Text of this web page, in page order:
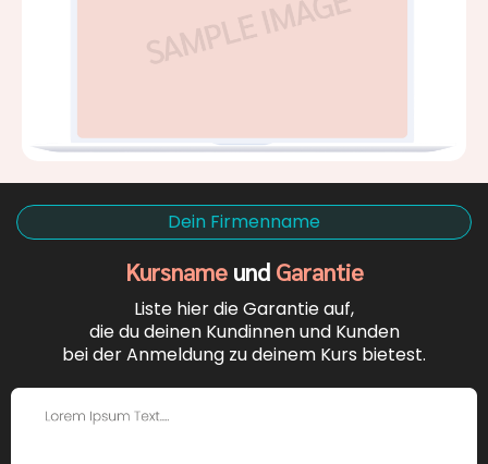
Dein Firmenname
Kursname und Garantie
Liste hier die Garantie auf,
die du deinen Kundinnen und Kunden
bei der Anmeldung zu deinem Kurs bietest.